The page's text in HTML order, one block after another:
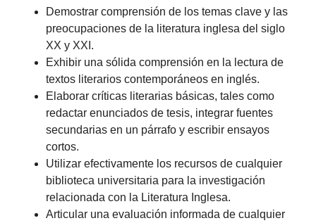
Demostrar comprensión de los temas clave y las
preocupaciones de la literatura inglesa del siglo
XX y XXI.
Exhibir una sólida comprensión en la lectura de
textos literarios contemporáneos en inglés.
Elaborar críticas literarias básicas, tales como
redactar enunciados de tesis, integrar fuentes
secundarias en un párrafo y escribir ensayos
cortos.
Utilizar efectivamente los recursos de cualquier
biblioteca universitaria para la investigación
relacionada con la Literatura Inglesa.
Articular una evaluación informada de cualquier